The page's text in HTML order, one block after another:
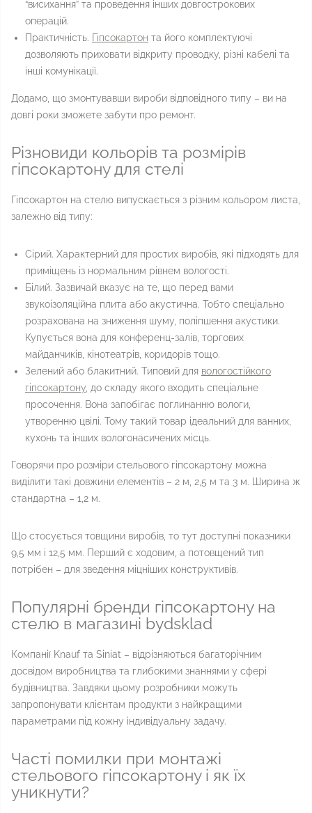
“висихання” та проведення інших довгострокових
операцій.
Практичність. Гіпсокартон та його комплектуючі
дозволяють приховати відкриту проводку, різні кабелі та
інші комунікації.
Додамо, що змонтувавши вироби відповідного типу – ви на
довгі роки зможете забути про ремонт.
Різновиди кольорів та розмірів
гіпсокартону для стелі
Гіпсокартон на стелю випускається з різним кольором листа,
залежно від типу:
Сірий. Характерний для простих виробів, які підходять для
приміщень із нормальним рівнем вологості.
Білий. Зазвичай вказує на те, що перед вами
звукоізоляційна плита або акустична. Тобто спеціально
розрахована на зниження шуму, поліпшення акустики.
Купується вона для конференц-залів, торгових
майданчиків, кінотеатрів, коридорів тощо.
Зелений або блакитний. Типовий для вологостійкого
гіпсокартону , до складу якого входить спеціальне
просочення. Вона запобігає поглинанню вологи,
утворенню цвілі. Тому такий товар ідеальний для ванних,
кухонь та інших вологонасичених місць.
Говорячи про розміри стельового гіпсокартону можна
виділити такі довжини елементів – 2 м, 2,5 м та 3 м. Ширина ж
стандартна – 1,2 м.
Що стосується товщини виробів, то тут доступні показники
9,5 мм і 12,5 мм. Перший є ходовим, а потовщений тип
потрібен – для зведення міцніших конструктивів.
Популярні бренди гіпсокартону на
стелю в магазині bydsklad
Компанії Knauf та Siniat – відрізняються багаторічним
досвідом виробництва та глибокими знаннями у сфері
будівництва. Завдяки цьому розробники можуть
запропонувати клієнтам продукти з найкращими
параметрами під кожну індивідуальну задачу.
Часті помилки при монтажі
стельового гіпсокартону і як їх
уникнути?